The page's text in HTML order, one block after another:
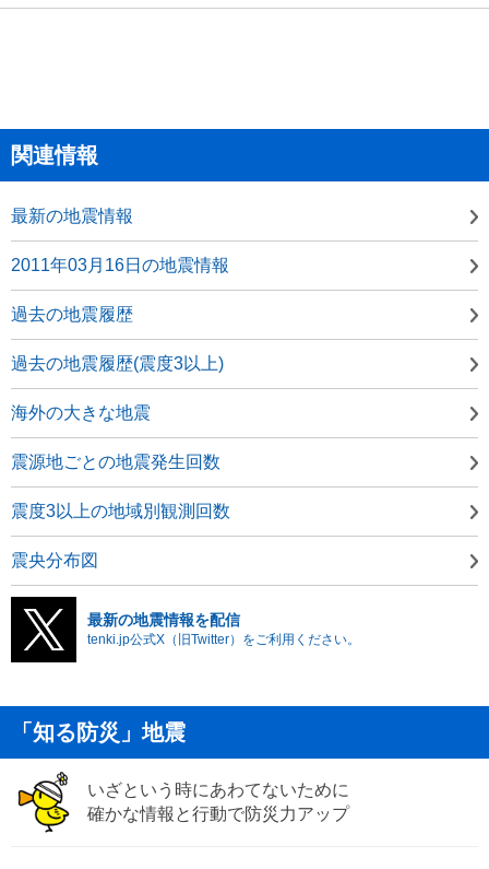
関連情報
最新の地震情報
2011年03月16日の地震情報
過去の地震履歴
過去の地震履歴(震度3以上)
海外の大きな地震
震源地ごとの地震発生回数
震度3以上の地域別観測回数
震央分布図
最新の地震情報を配信
tenki.jp公式X（旧Twitter）をご利用ください。
「知る防災」地震
いざという時にあわてないために
確かな情報と行動で防災力アップ